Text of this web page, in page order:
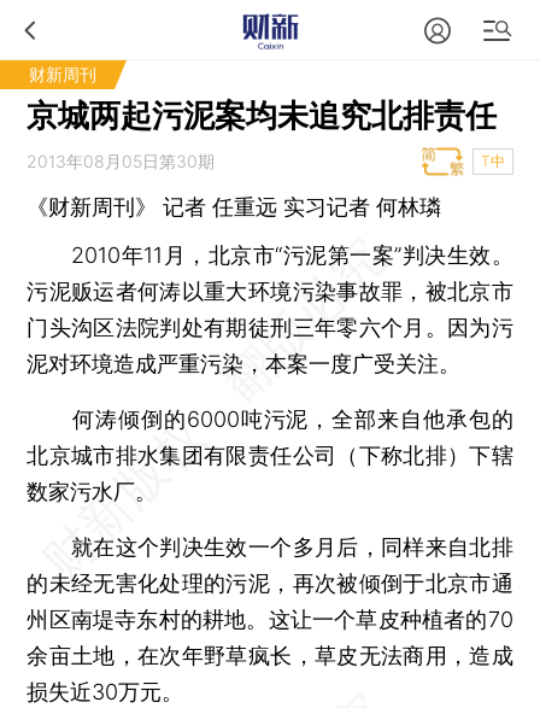
财新周刊
京城两起污泥案均未追究北排责任
2013年08月05日第30期 T中
《财新周刊》 记者任重远 实习记者 何林璘
2010年11月，北京市“污泥第一案”判决生效。
污泥贩运者何涛以重大环境污染事故罪，被北京市
门头沟区法院判处有期徒刑三年零六个月。因为污
泥对环境造成严重污染，本案一度广受关注。
何涛倾倒的6000吨污泥，全部来自他承包的
北京城市排水集团有限责任公司（下称北排）下辖
数家污水厂。
就在这个判决生效一个多月后，同样来自北排
的未经无害化处理的污泥，再次被倾倒于北京市通
州区南堤寺东村的耕地。这让一个草皮种植者的70
余亩土地，在次年野草疯长，草皮无法商用，造成
损失近30万元。